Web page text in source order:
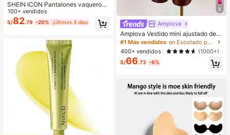
SHEIN ICON Pantalones vaqueros
de pierna ancha de unicolor, de bol
sillo, informales y versátiles
100+ vendidos
S/82.79 -20% ¡Últimos 3 días
8
Amplova
Amplova Vestido mini ajustado de
mujer con parches de unicolor, dobl
adillo de piel sintética y estilo de m
oda
#1 Más vendidos
en Escotado por detrás Mini vestidos de mujer
400+ vendidos
(1000+)
S/66.73 -6%